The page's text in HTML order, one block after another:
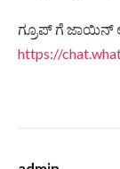
ಗ್ರೂಪ್ ಗೆ ಜಾಯಿನ್
https://